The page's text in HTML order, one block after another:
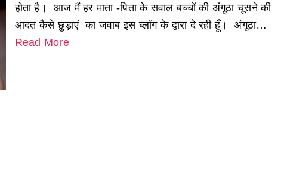
होता है। आज मैं हर माता -पिता के सवाल बच्चों की अंगूठा चूसने की
आदत कैसे छुड़ाएं का जवाब इस ब्लॉग के द्वारा दे रही हूँ। अंगूठा…
Read More